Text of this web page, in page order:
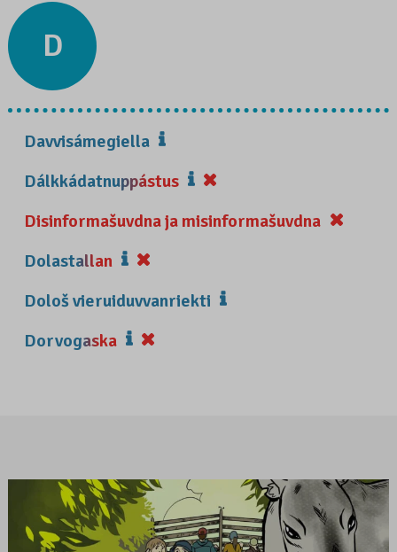
D
Davvisámegiella
Dálkkádatnuppástus
Disinformašuvdna ja misinformašuvdna
Dolastallan
Dološ vieruiduvvanriekti
Dorvogaska